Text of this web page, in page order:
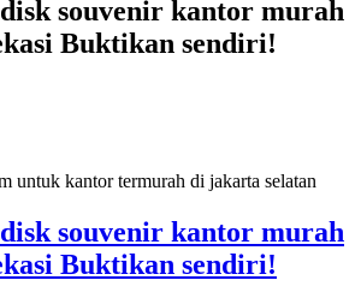
souvenir kantor murah
Buktikan sendiri!
souvenir kantor murah
Buktikan sendiri!